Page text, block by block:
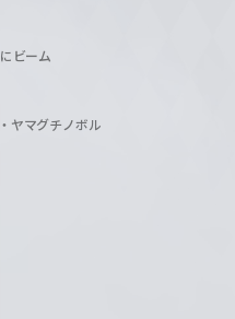
ビーム
ヤマグチノボル